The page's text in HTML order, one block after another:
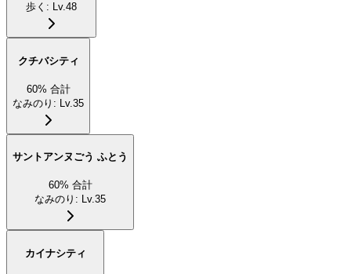
歩く : Lv.48
クチバシティ
60% 合計
なみのり : Lv.35
サントアンヌごう ふとう
60% 合計
なみのり : Lv.35
カイナシティ